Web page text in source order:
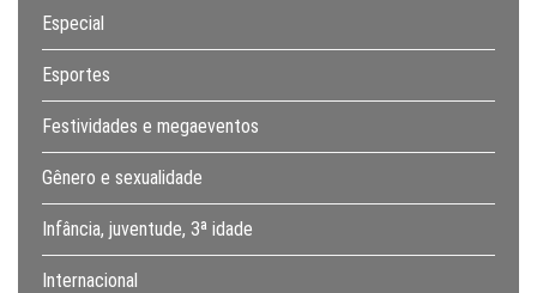
Especial
Esportes
Festividades e megaeventos
Gênero e sexualidade
Infância, juventude, 3ª idade
Internacional